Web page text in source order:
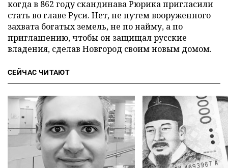
когда в 862 году скандинава Рюрика пригласили
стать во главе Руси. Нет, не путем вооруженного
захвата богатых земель, не по найму, а по
приглашению, чтобы он защищал русские
владения, сделав Новгород своим новым домом.
СЕЙЧАС ЧИТАЮТ